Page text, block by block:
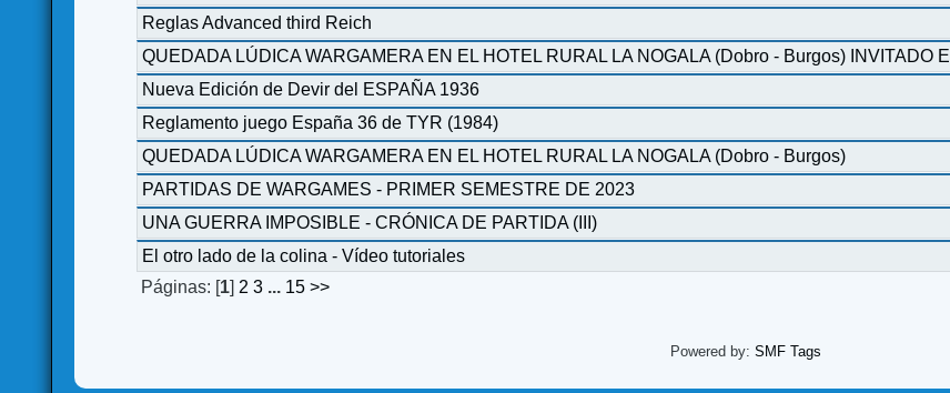
Reglas Advanced third Reich
QUEDADA LÚDICA WARGAMERA EN EL HOTEL RURAL LA NOGALA (Dobro - Burgos) INVITADO E
Nueva Edición de Devir del ESPAÑA 1936
Reglamento juego España 36 de TYR (1984)
QUEDADA LÚDICA WARGAMERA EN EL HOTEL RURAL LA NOGALA (Dobro - Burgos)
PARTIDAS DE WARGAMES - PRIMER SEMESTRE DE 2023
UNA GUERRA IMPOSIBLE - CRÓNICA DE PARTIDA (III)
El otro lado de la colina - Vídeo tutoriales
Páginas: [1] 2 3 ... 15 >>
Powered by: SMF Tags